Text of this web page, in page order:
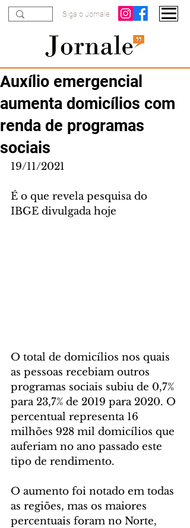
Siga o Jornale
Auxílio emergencial
aumenta domicílios com
renda de programas
sociais
19/11/2021
É o que revela pesquisa do
IBGE divulgada hoje
O total de domicílios nos quais
as pessoas recebiam outros
programas sociais subiu de 0,7%
para 23,7% de 2019 para 2020. O
percentual representa 16
milhões 928 mil domicílios que
auferiam no ano passado este
tipo de rendimento.
O aumento foi notado em todas
as regiões, mas os maiores
percentuais foram no Norte,